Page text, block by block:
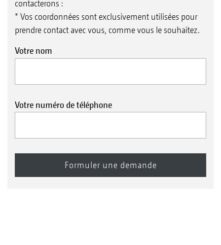
contacterons :
* Vos coordonnées sont exclusivement utilisées pour
prendre contact avec vous, comme vous le souhaitez.
Votre nom
Votre numéro de téléphone